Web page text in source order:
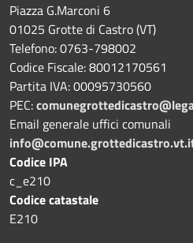
Piazza G.Marconi 6
01025 Grotte di Castro (VT)
Telefono: 0763-798002
Codice Fiscale: 80012170561
Partita IVA: 00095730560
PEC:
Email generale uffici comunali
Codice IPA
c_e210
Codice catastale
E210